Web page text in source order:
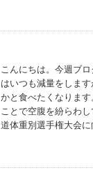
こんにちは。今週ブ
はいつも減量をしま
かと食べたくなりま
ことで空腹を紛らわ
道体重別選手権大会